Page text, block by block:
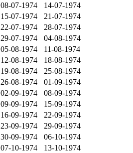
08-07-1974
14-07-1974
15-07-1974
21-07-1974
22-07-1974
28-07-1974
29-07-1974
04-08-1974
05-08-1974
11-08-1974
12-08-1974
18-08-1974
19-08-1974
25-08-1974
26-08-1974
01-09-1974
02-09-1974
08-09-1974
09-09-1974
15-09-1974
16-09-1974
22-09-1974
23-09-1974
29-09-1974
30-09-1974
06-10-1974
07-10-1974
13-10-1974